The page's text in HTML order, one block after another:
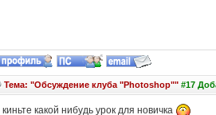
Тема: "Обсуждение клуба "Photoshop""#17
киньте какой нибудь урок для новичка